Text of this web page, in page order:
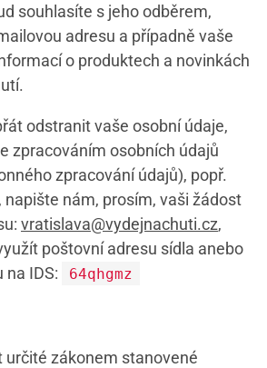
souhlasíte s jeho odběrem,
adresu a případně vaše
o produktech a novinkách
odstranit vaše osobní údaje,
zpracováním osobních údajů
zpracování údajů), popř.
nám, prosím, vaši žádost
vratislava@vydejnachuti.cz,
poštovní adresu sídla anebo
na IDS:
64qhgmz
určité zákonem stanovené